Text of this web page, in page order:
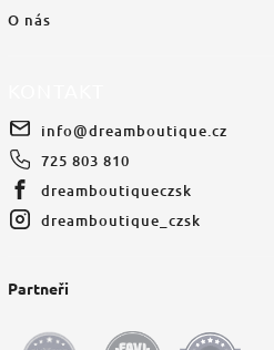
O nás
info@dreamboutique.cz
725 803 810
dreamboutiqueczsk
dreamboutique_czsk
Partneři